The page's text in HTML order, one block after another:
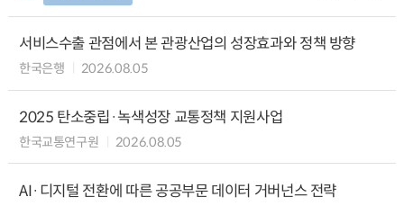
서비스수출 관점에서 본 관광산업의 성장효과와 정책 방향
한국은행 2026.08.05
2025 탄소중립·녹색성장 교통정책 지원사업
한국교통연구원 2026.08.05
AI·디지털 전환에 따른 공공부문 데이터 거버넌스 전략